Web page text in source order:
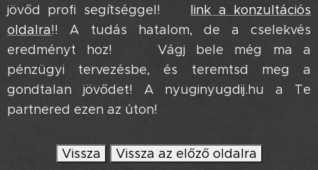
jövőd profi segítséggel! ➡️ link a konzultációs
oldalra!! A tudás hatalom, de a cselekvés
eredményt hoz! 💥 Vágj bele még ma a
pénzügyi tervezésbe, és teremtsd meg a
gondtalan jövődet! A nyuginyugdij.hu a Te
partnered ezen az úton! ❤️
Vissza Vissza az előző oldalra